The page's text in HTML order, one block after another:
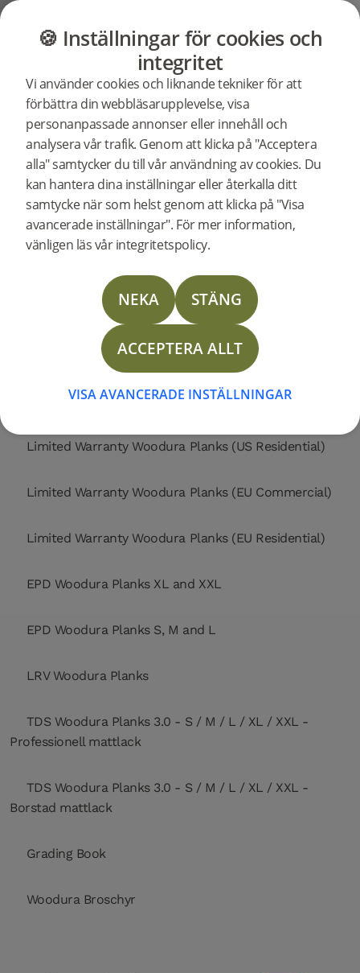
MÖBLER BUTIK OUTLET
🍪 Inställningar för cookies och
integritet
Vi använder cookies och liknande tekniker för att
förbättra din webbläsarupplevelse, visa
personanpassade annonser eller innehåll och
analysera vår trafik. Genom att klicka på "Acceptera
alla" samtycker du till vår användning av cookies. Du
kan hantera dina inställningar eller återkalla ditt
samtycke när som helst genom att klicka på "Visa
avancerade inställningar". För mer information,
vänligen läs vår integritetspolicy.
NEKA STÄNG
ACCEPTERA ALLT
VISA AVANCERADE INSTÄLLNINGAR
Sök efter
support för
en specifik
produkt
310007 Woodura Planks VISTORP 3.0 L (<2026)
Support Produktsupport
Woodura Planks 3.0 - Pro Mattlack / Borstad Mattlack
Support för Woodura Planks
VISTORP 3.0 L (<2026)
Skötselinstruktion
Läggningsinstruktion Nedlimning
Limited Warranty Woodura Planks (US Commercial)
Limited Warranty Woodura Planks (US Residential)
Limited Warranty Woodura Planks (EU Commercial)
Limited Warranty Woodura Planks (EU Residential)
EPD Woodura Planks XL and XXL
EPD Woodura Planks S, M and L
LRV Woodura Planks
TDS Woodura Planks 3.0 - S / M / L / XL / XXL -
Professionell mattlack
TDS Woodura Planks 3.0 - S / M / L / XL / XXL -
Borstad mattlack
Grading Book
Woodura Broschyr